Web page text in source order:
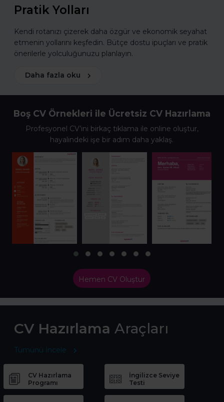
Pratik Yolları
Kendi rotanızı çizerek daha özgür ve ekonomik seyahat
etmenin yollarını keşfedin. Bütçe dostu ipuçları ve pratik
önerilerle yolculuğunuzu planlayın.
Daha fazla oku
Boş CV Örnekleri ile Ücretsiz CV Hazırlama
Profesyonel CV’ini birkaç tıklama ile online oluştur,
hayalindeki işe bir adım daha yaklaş.
Hemen CV Oluştur
CV Hazırlama Araçları
Tümünü İncele
CV Hazırlama
Programı
İngilizce Seviye
Testi